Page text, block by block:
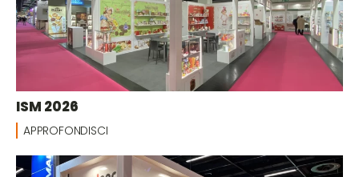
ISM 2026
APPROFONDISCI